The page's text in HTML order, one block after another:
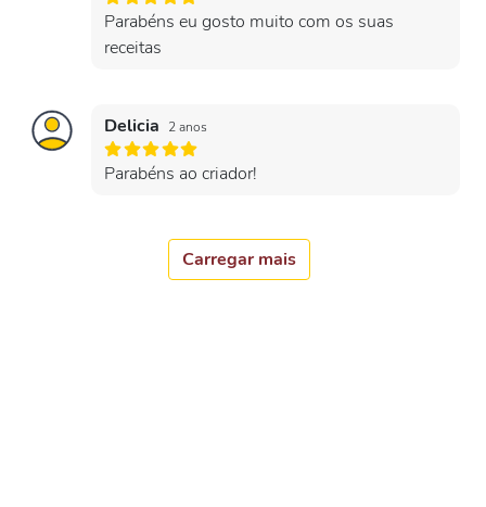
Parabéns eu gosto muito com os suas
receitas
Delicia 2 anos
Parabéns ao criador!
Carregar mais